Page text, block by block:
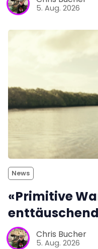
5. Aug. 2026
News
«Primitive
Chris Bucher
5. Aug. 2026